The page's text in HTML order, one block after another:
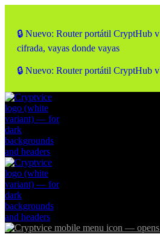
🔒 Nuevo: Router portátil CryptHub
cifrada, vayas donde vayas
🔒 Nuevo: Router portátil CryptHub